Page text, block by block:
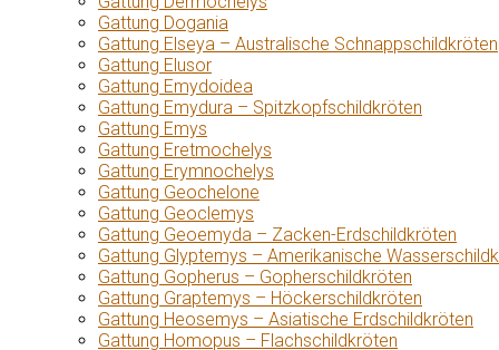
Gattung Dogania
Gattung Elseya – Australische Schnappschildkröten
Gattung Elusor
Gattung Emydoidea
Gattung Emydura – Spitzkopfschildkröten
Gattung Emys
Gattung Eretmochelys
Gattung Erymnochelys
Gattung Geochelone
Gattung Geoclemys
Gattung Geoemyda – Zacken-Erdschildkröten
Gattung Glyptemys – Amerikanische
Gattung Gopherus – Gopherschildkröten
Gattung Graptemys – Höckerschildkröten
Gattung Heosemys – Asiatische Erdschildkröten
Gattung Homopus – Flachschildkröten